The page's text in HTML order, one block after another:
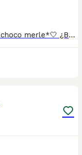
📲677983742 - 613283995 🤍*Teckel Miniatura choco merle*🤍 ¿Buscas un nuevo compañero para tu hogar? ❤️ Tenemos preciosos cachorros listos para encontrar una familia responsable. ✅ Vacunados ✅ Desparasitados ✅ Cartilla sanitaria ✅ Garantías incluidas ✅ Máxima atención y cuidado Se hacen envíos a toda España: Andalucía: Almería, Cádiz, Córdoba, Granada, Huelva, Jaén, Málaga, Sevilla.Aragón: Huesca, Teruel, Zaragoza.Asturias: Oviedo.Baleares: Palma.Canarias: Las Palmas de Gran Canaria, Santa Cruz de Tenerife.Cantabria: Santander.Castilla-La Mancha: Albacete, Ciudad Real, Cuenca, Guadalajara, Toledo.Castilla y León: Ávila, Burgos, León, Palencia, Salamanca, Segovia, Soria, Valladolid, Zamora.Cataluña: Barcelona, Gerona (Girona), Lérida (Lleida), Tarragona.Comunidad Valenciana: Alicante, Castellón de la Plana, Valencia.Extremadura: Badajoz, Cáceres.Galicia: La Coruña (A Coruña), Lugo, Orense (Ourense), Pontevedra.La Rioja: Logroño.Madrid: Madrid.Murcia: Murcia.Navarra: Pamplona.País Vasco: Bilbao (Vizcaya), San Sebastián (Guipúzcoa), Vitoria (Álava). 🐾 Cachorros sanos, sociables y criados con mucho cariño. 📲 ¡Pregunta sin compromiso por disponibilidad, fotos y precios por mensaje privado!